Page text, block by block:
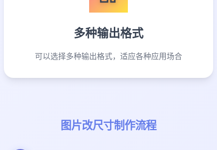
多种输出格式
可以选择多种输出格式，适应各种应用场合
图片改尺寸制作流程